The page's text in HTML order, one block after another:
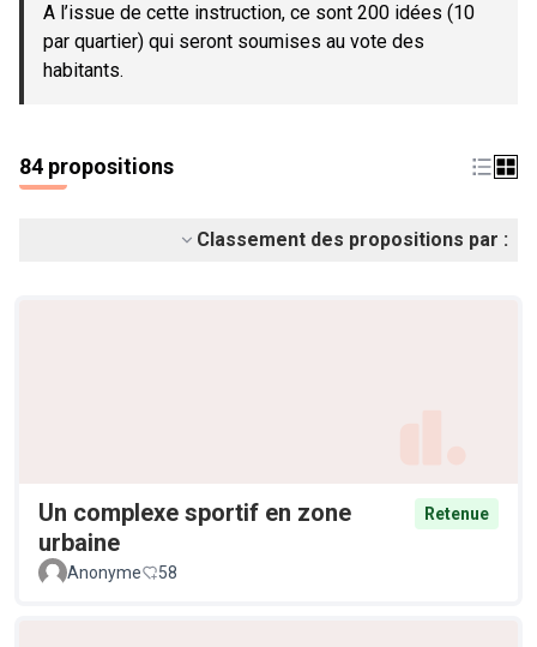
A l’issue de cette instruction, ce sont 200 idées (10
par quartier) qui seront soumises au vote des
habitants.
84 propositions
Classement des propositions par :
Un complexe sportif en zone
urbaine
Retenue
Anonyme 58